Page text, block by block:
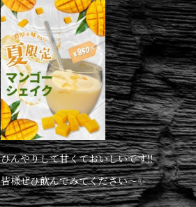
ひんやりして甘くておいしいです‼️
皆様ぜひ飲んでみてください〜✨️